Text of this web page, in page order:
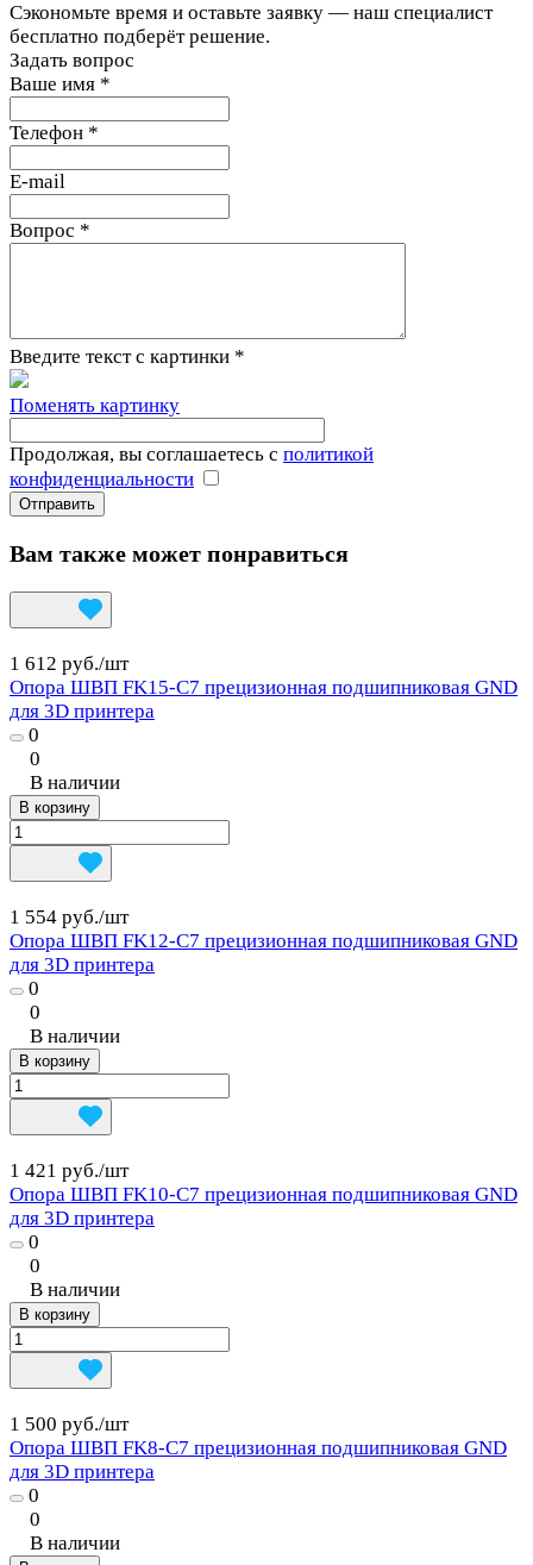
Сэкономьте время и оставьте заявку — наш специалист
бесплатно подберёт решение.
Задать вопрос
Ваше имя *
Телефон *
E-mail
Вопрос *
Введите текст с картинки *
Поменять картинку
Продолжая, вы соглашаетесь с политикой
конфиденциальности
Вам также может понравиться
1 612 руб./шт
Опора ШВП FK15-C7 прецизионная подшипниковая GND
для 3D принтера
0
0
В наличии
В корзину
1 554 руб./шт
Опора ШВП FK12-C7 прецизионная подшипниковая GND
для 3D принтера
0
0
В наличии
В корзину
1 421 руб./шт
Опора ШВП FK10-C7 прецизионная подшипниковая GND
для 3D принтера
0
0
В наличии
В корзину
1 500 руб./шт
Опора ШВП FK8-C7 прецизионная подшипниковая GND
для 3D принтера
0
0
В наличии